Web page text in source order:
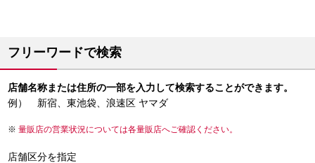
フリーワードで検索
店舗名称または住所の一部を入力して検索することができます。
例） 新宿、東池袋、浪速区 ヤマダ
量販店の営業状況については各量販店へご確認ください。
店舗区分を指定